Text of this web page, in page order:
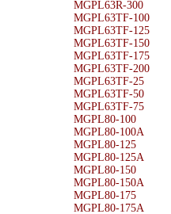
MGPL63R-300
MGPL63TF-100
MGPL63TF-125
MGPL63TF-150
MGPL63TF-175
MGPL63TF-200
MGPL63TF-25
MGPL63TF-50
MGPL63TF-75
MGPL80-100
MGPL80-100A
MGPL80-125
MGPL80-125A
MGPL80-150
MGPL80-150A
MGPL80-175
MGPL80-175A